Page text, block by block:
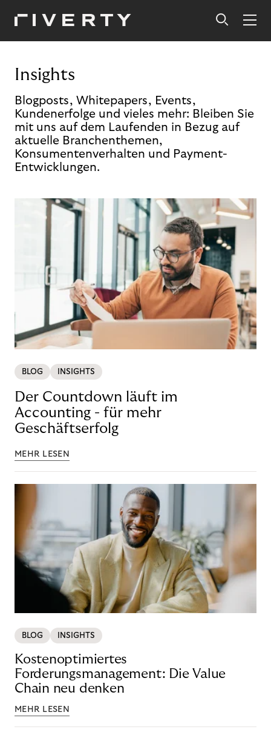
Insights
Blogposts, Whitepapers, Events,
Kundenerfolge und vieles mehr: Bleiben Sie
mit uns auf dem Laufenden in Bezug auf
aktuelle Branchenthemen,
Konsumentenverhalten und Payment-
Entwicklungen.
BLOG INSIGHTS
Der Countdown läuft im
Accounting - für mehr
Geschäftserfolg
MEHR LESEN
BLOG INSIGHTS
Kostenoptimiertes
Forderungsmanagement: Die Value
Chain neu denken
MEHR LESEN